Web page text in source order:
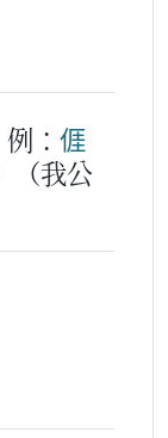
例： 𠊎
（我公